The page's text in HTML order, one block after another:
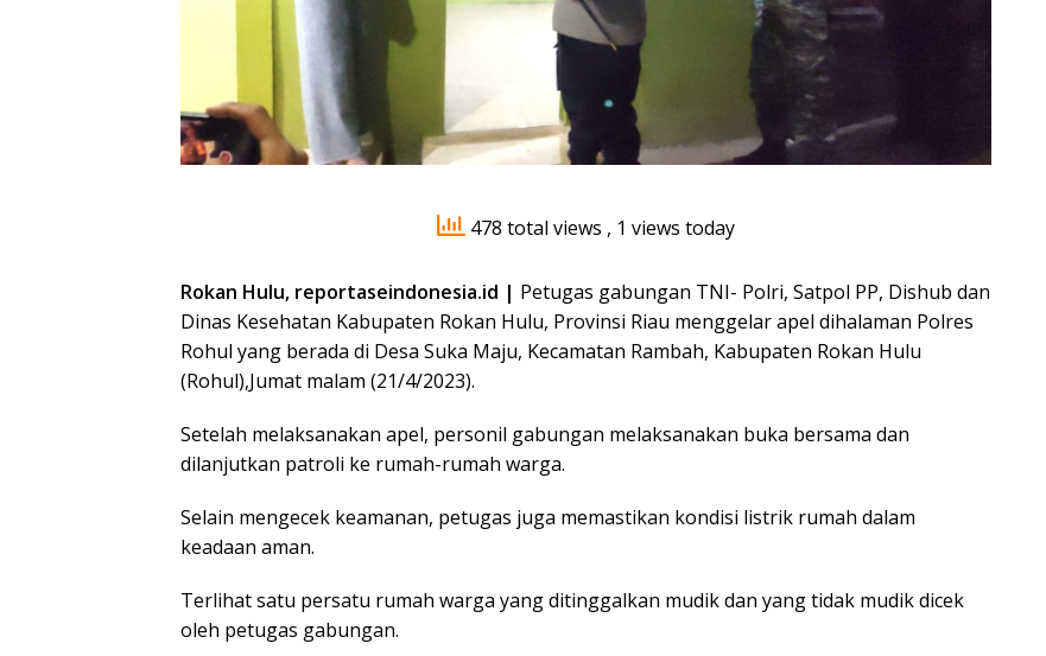
478 total views , 1 views today
Rokan Hulu, reportaseindonesia.id | Petugas gabungan TNI- Polri, Satpol PP, Dishub dan
Dinas Kesehatan Kabupaten Rokan Hulu, Provinsi Riau menggelar apel dihalaman Polres
Rohul yang berada di Desa Suka Maju, Kecamatan Rambah, Kabupaten Rokan Hulu
(Rohul),Jumat malam (21/4/2023).
Setelah melaksanakan apel, personil gabungan melaksanakan buka bersama dan
dilanjutkan patroli ke rumah-rumah warga.
Selain mengecek keamanan, petugas juga memastikan kondisi listrik rumah dalam
keadaan aman.
Terlihat satu persatu rumah warga yang ditinggalkan mudik dan yang tidak mudik dicek
oleh petugas gabungan.